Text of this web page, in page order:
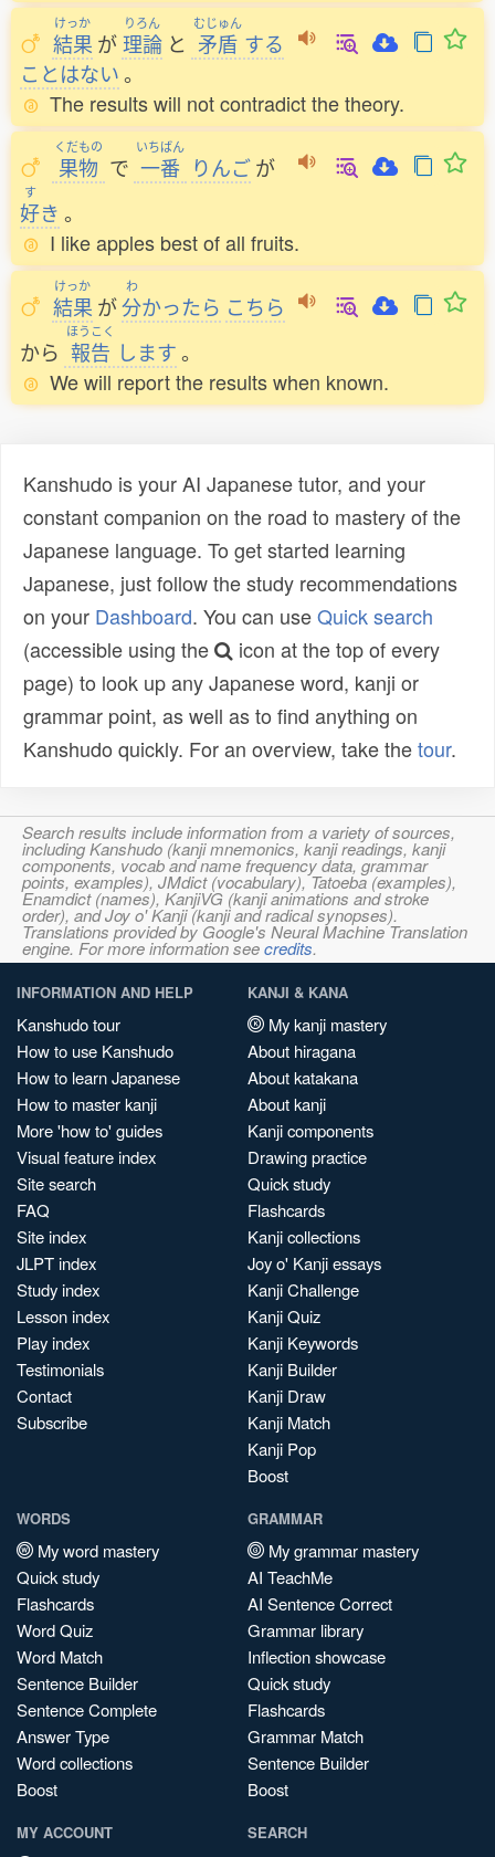
けっか
結果 が
りろん
理論 と
むじゅん
矛盾 する
ことはない。
The results will not contradict the theory.
くだもの
果物 で
いちばん
一番 りんごが
す
好き 。
I like apples best of all fruits.
けっか
結果 が
わ
分かったら こちら
から
ほうこく
報告 します。
We will report the results when known.
Kanshudo is your AI Japanese tutor, and your
constant companion on the road to mastery of the
Japanese language. To get started learning
Japanese, just follow the study recommendations
on your Dashboard. You can useQuick search
(accessible using the
icon at the top of every
page) to look up any Japanese word, kanji or
grammar point, as well as to find anything on
Kanshudo quickly. For an overview, take thetour.
Search results include information from a variety of sources,
including Kanshudo (kanji mnemonics, kanji readings, kanji
components, vocab and name frequency data, grammar
points, examples), JMdict (vocabulary), Tatoeba (examples),
Enamdict (names), KanjiVG (kanji animations and stroke
order), and Joy o' Kanji (kanji and radical synopses).
Translations provided by Google's Neural Machine Translation
engine. For more information seecredits.
INFORMATION AND HELP
Kanshudo tour
How to use Kanshudo
How to learn Japanese
How to master kanji
More 'how to' guides
Visual feature index
Site search
FAQ
Site index
JLPT index
Study index
Lesson index
Play index
Testimonials
Contact
Subscribe
KANJI & KANA
My kanji mastery
About hiragana
About katakana
About kanji
Kanji components
Drawing practice
Quick study
Flashcards
Kanji collections
Joy o' Kanji essays
Kanji Challenge
Kanji Quiz
Kanji Keywords
Kanji Builder
Kanji Draw
Kanji Match
Kanji Pop
Boost
WORDS
My word mastery
Quick study
Flashcards
Word Quiz
Word Match
Sentence Builder
Sentence Complete
Answer Type
Word collections
Boost
GRAMMAR
My grammar mastery
AI TeachMe
AI Sentence Correct
Grammar library
Inflection showcase
Quick study
Flashcards
Grammar Match
Sentence Builder
Boost
MY ACCOUNT SEARCH